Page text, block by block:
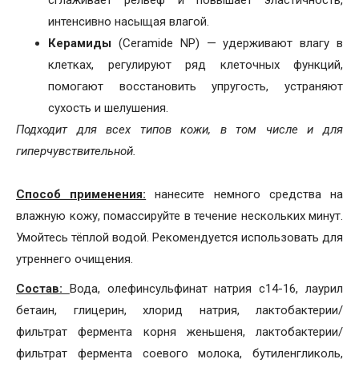
интенсивно насыщая влагой.
Керамиды (Ceramide NP) — удерживают влагу в
клетках, регулируют ряд клеточных функций,
помогают восстановить упругость, устраняют
сухость и шелушения.
Подходит для всех типов кожи, в том числе и для
гиперчувствительной.
Способ применения:
нанесите немного средства на
влажную кожу, помассируйте в течение нескольких минут.
Умойтесь тёплой водой. Рекомендуется использовать для
утреннего очищения.
Состав: Вода, олефинсульфинат натрия с14-16, лаурил
бетаин, глицерин, хлорид натрия, лактобактерии/
фильтрат фермента корня женьшеня, лактобактерии/
фильтрат фермента соевого молока, бутиленгликоль,